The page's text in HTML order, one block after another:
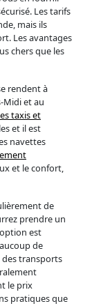
Les tarifs
mais ils
Les avantages
chers que les
rendent à
Midi et au
taxis et
et il est
navettes
et le confort,
de
prendre un
est
de
des transports
le prix
pratiques que